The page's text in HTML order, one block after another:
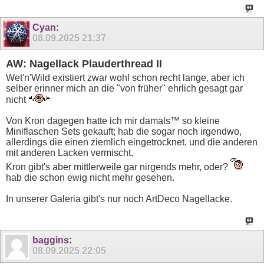
Cyan:
08.09.2025 21:37
AW: Nagellack Plauderthread II
Wet'n'Wild existiert zwar wohl schon recht lange, aber ich
selber erinner mich an die "von früher" ehrlich gesagt gar
nicht
Von Kron dagegen hatte ich mir damals™ so kleine
Miniflaschen Sets gekauft; hab die sogar noch irgendwo,
allerdings die einen ziemlich eingetrocknet, und die anderen
mit anderen Lacken vermischt.
Kron gibt's aber mittlerweile gar nirgends mehr, oder?
hab die schon ewig nicht mehr gesehen.
In unserer Galeria gibt's nur noch ArtDeco Nagellacke.
baggins:
08.09.2025 22:05